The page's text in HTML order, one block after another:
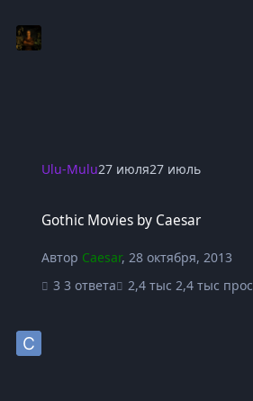
Ulu-Mulu27 июля27 июль
Gothic Movies by Caesar
Автор Caesar, 28 октября, 2013
3 ответа
2,4 тыс